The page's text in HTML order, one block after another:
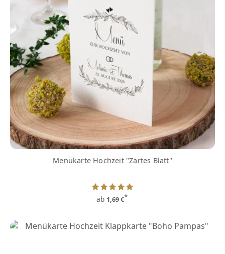
Menükarte Hochzeit "Zartes Blatt"
ab 1,69 €*